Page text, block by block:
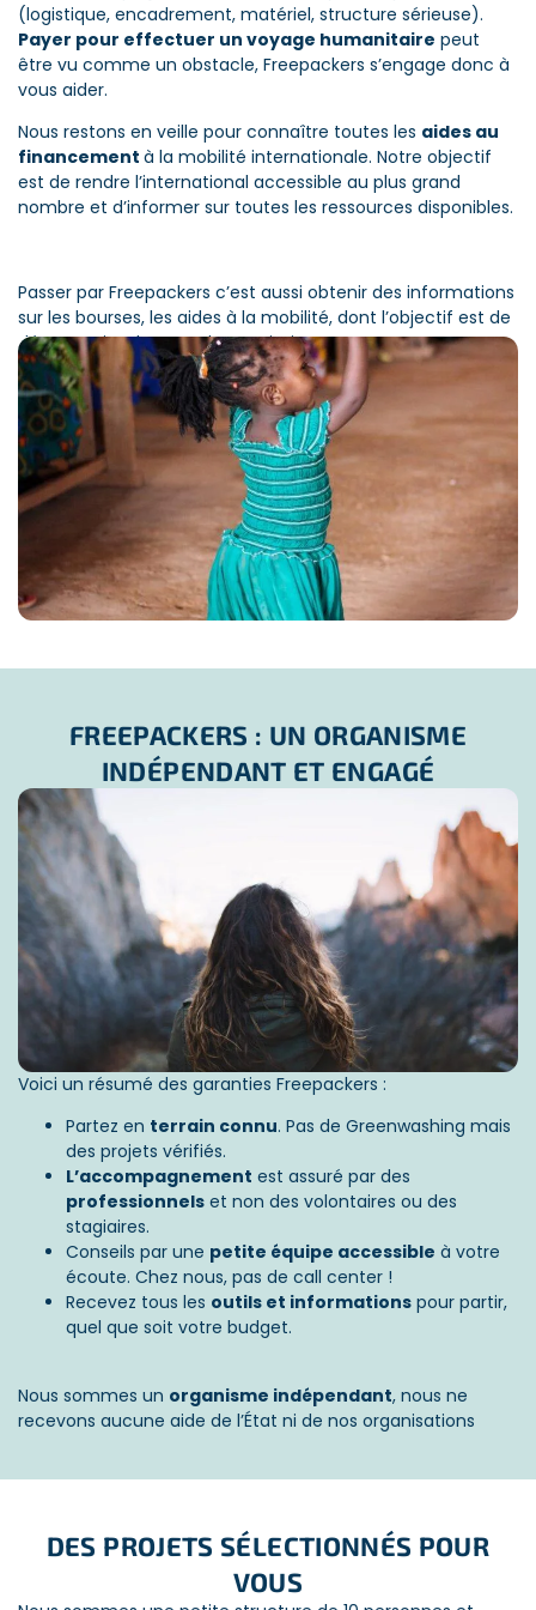
sera plus chère qu’une mission en Thaïlande.
Ces coûts sont inhérents à toute expérience de stage ou
de volontariat à l’international, et il conviendrait de les
organiser et les financer dans tous les cas. En les incluant
dans unforfait transparent, nous garantissons que les
participants soient accueillis directement au sein de l’ONG,
favorisant ainsi uneimmersion authentiquetout en
(logistique, encadrement, matériel, structure sérieuse).
Payer pour effectuer un voyage humanitaire peut
être vu comme un obstacle, Freepackers s’engage donc à
vous aider.
Nous restons en veille pour connaître toutes les aides au
financement à la mobilité internationale. Notre objectif
est de rendre l’international accessible au plus grand
nombre et d’informer sur toutes les ressources disponibles.
Passer par Freepackers c’est aussi obtenir des informations
sur les bourses, les aides à la mobilité, dont l’objectif est de
démocratiser le geste humanitaire.
Vous avez un objectif de financement ?C’est réalisable,
faut :
Anticiper
Planifier
Rechercher
Persévérer
Nous envoyons des centaines d’étudiants et de jeunes sur
des projets chaque année. Tous parviennent à mettre les
FREEPACKERS : UN ORGANISME
INDÉPENDANT ET ENGAGÉ
Voici un résumé des garanties Freepackers :
Partez en terrain connu. Pas de Greenwashing mais
des projets vérifiés.
L’accompagnement est assuré par des
professionnels et non des volontaires ou des
stagiaires.
Conseils par une petite équipe accessible à votre
écoute. Chez nous, pas de call center !
Recevez tous les outils et informations pour partir,
quel que soit votre budget.
Nous sommes un organisme indépendant, nous ne
recevons aucune aide de l’État ni de nos organisations
lobbying , ni directement ni indirectement, et nous n’avons
pas recours à des lobbyistes pour influencer la législation,
les politiques publiques ou les décisions réglementaires.
DES PROJETS SÉLECTIONNÉS POUR
VOUS